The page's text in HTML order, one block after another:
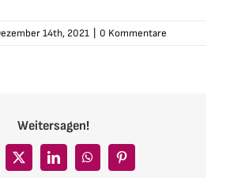
14th, 2021 0 Kommentare
Weitersagen!
X LinkedInWhatsAppPinterest